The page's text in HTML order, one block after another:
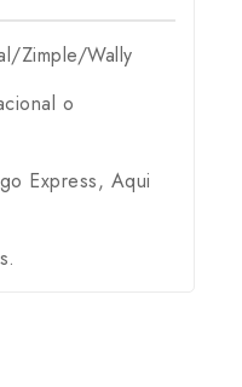
Zimple/Wally
o
Express, Aqui